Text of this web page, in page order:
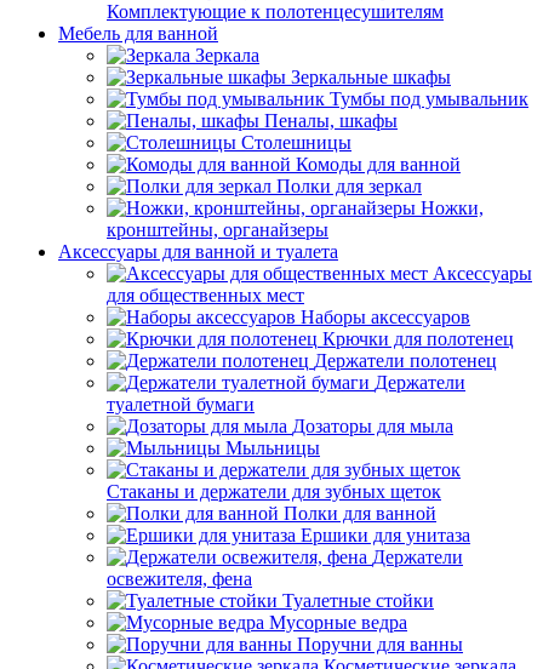
Комплектующие к полотенцесушителям
Мебель для ванной
Зеркала
Зеркальные шкафы
Тумбы под умывальник
Пеналы, шкафы
Столешницы
Комоды для ванной
Полки для зеркал
Ножки,
кронштейны, органайзеры
Аксессуары для ванной и туалета
Аксессуары
для общественных мест
Наборы аксессуаров
Крючки для полотенец
Держатели полотенец
Держатели
туалетной бумаги
Дозаторы для мыла
Мыльницы
Стаканы и держатели для зубных щеток
Полки для ванной
Ершики для унитаза
Держатели
освежителя, фена
Туалетные стойки
Мусорные ведра
Поручни для ванны